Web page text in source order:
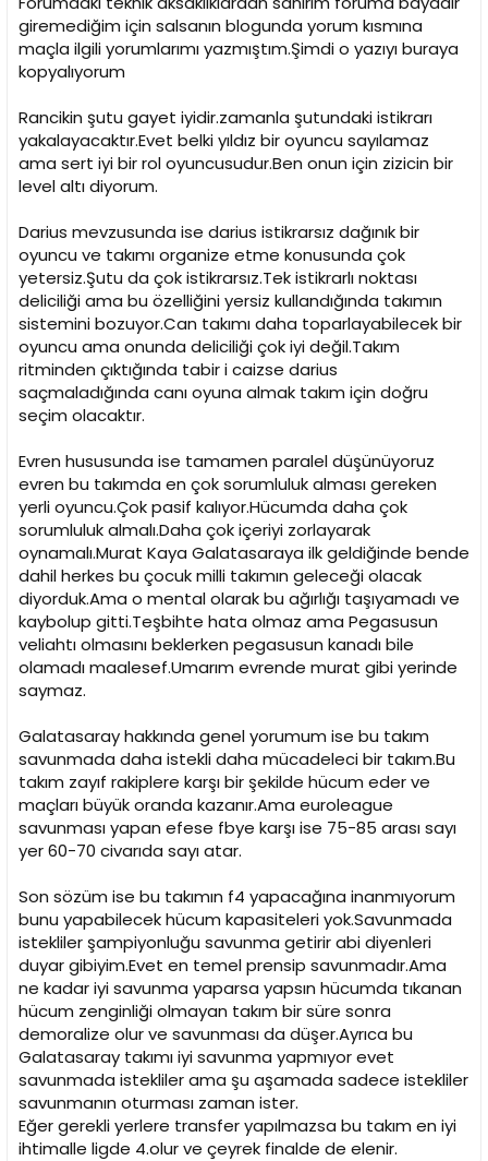
giremediğim için salsanın blogunda yorum kısmına
maçla ilgili yorumlarımı yazmıştım.Şimdi o yazıyı buraya
kopyalıyorum
Rancikin şutu gayet iyidir.zamanla şutundaki istikrarı
yakalayacaktır.Evet belki yıldız bir oyuncu sayılamaz
ama sert iyi bir rol oyuncusudur.Ben onun için zizicin bir
level altı diyorum.
Darius mevzusunda ise darius istikrarsız dağınık bir
oyuncu ve takımı organize etme konusunda çok
yetersiz.Şutu da çok istikrarsız.Tek istikrarlı noktası
deliciliği ama bu özelliğini yersiz kullandığında takımın
sistemini bozuyor.Can takımı daha toparlayabilecek bir
oyuncu ama onunda deliciliği çok iyi değil.Takım
ritminden çıktığında tabir i caizse darius
saçmaladığında canı oyuna almak takım için doğru
seçim olacaktır.
Evren hususunda ise tamamen paralel düşünüyoruz
evren bu takımda en çok sorumluluk alması gereken
yerli oyuncu.Çok pasif kalıyor.Hücumda daha çok
sorumluluk almalı.Daha çok içeriyi zorlayarak
oynamalı.Murat Kaya Galatasaraya ilk geldiğinde bende
dahil herkes bu çocuk milli takımın geleceği olacak
diyorduk.Ama o mental olarak bu ağırlığı taşıyamadı ve
kaybolup gitti.Teşbihte hata olmaz ama Pegasusun
veliahtı olmasını beklerken pegasusun kanadı bile
olamadı maalesef.Umarım evrende murat gibi yerinde
saymaz.
Galatasaray hakkında genel yorumum ise bu takım
savunmada daha istekli daha mücadeleci bir takım.Bu
takım zayıf rakiplere karşı bir şekilde hücum eder ve
maçları büyük oranda kazanır.Ama euroleague
savunması yapan efese fbye karşı ise 75-85 arası sayı
yer 60-70 civarıda sayı atar.
Son sözüm ise bu takımın f4 yapacağına inanmıyorum
bunu yapabilecek hücum kapasiteleri yok.Savunmada
istekliler şampiyonluğu savunma getirir abi diyenleri
duyar gibiyim.Evet en temel prensip savunmadır.Ama
ne kadar iyi savunma yaparsa yapsın hücumda tıkanan
hücum zenginliği olmayan takım bir süre sonra
demoralize olur ve savunması da düşer.Ayrıca bu
Galatasaray takımı iyi savunma yapmıyor evet
savunmada istekliler ama şu aşamada sadece istekliler
savunmanın oturması zaman ister.
Eğer gerekli yerlere transfer yapılmazsa bu takım en iyi
ihtimalle ligde 4.olur ve çeyrek finalde de elenir.